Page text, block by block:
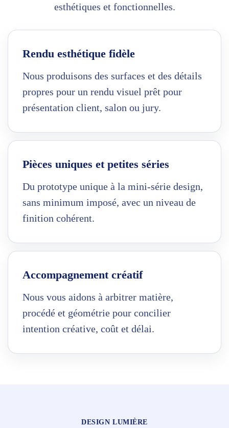
esthétiques et fonctionnelles.
Rendu esthétique fidèle
Nous produisons des surfaces et des détails
propres pour un rendu visuel prêt pour
présentation client, salon ou jury.
Pièces uniques et petites séries
Du prototype unique à la mini-série design,
sans minimum imposé, avec un niveau de
finition cohérent.
Accompagnement créatif
Nous vous aidons à arbitrer matière,
procédé et géométrie pour concilier
intention créative, coût et délai.
DESIGN LUMIÈRE